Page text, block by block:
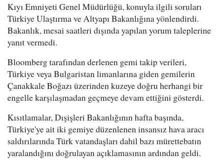
Kıyı Emniyeti Genel Müdürlüğü, konuyla ilgili soruları
Türkiye Ulaştırma ve Altyapı Bakanlığına yönlendirdi.
Bakanlık, mesai saatleri dışında yapılan yorum taleplerine
yanıt vermedi.
Bloomberg tarafından derlenen gemi takip verileri,
Türkiye veya Bulgaristan limanlarına giden gemilerin
Çanakkale Boğazı üzerinden kuzeye doğru herhangi bir
engelle karşılaşmadan geçmeye devam ettiğini gösterdi.
Kısıtlamalar, Dışişleri Bakanlığının hafta başında,
Türkiye'ye ait iki gemiye düzenlenen insansız hava aracı
saldırılarında Türk vatandaşları dahil bazı mürettebatın
yaralandığını doğrulayan açıklamasının ardından geldi.